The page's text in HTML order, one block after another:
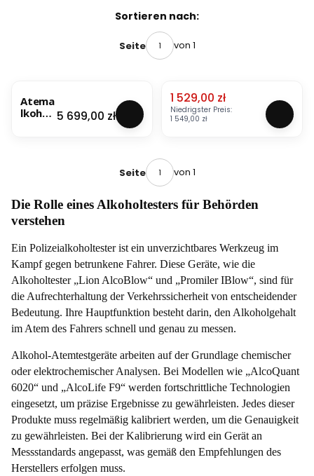
Sortieren nach:
Seite von 1
Atema
lkohol
6000
mit
Druckf
n
Preis
5 699,00 zł
E
l
e
o
c
e
s
c
h
e
r
S
c
r
e
n
i
n
g
-
A
t
e
m
Aktionspreis
1 529,00 zł
Niedrigster Preis:
1 549,00 zł
Seite von 1
Die Rolle eines Alkoholtesters für Behörden
verstehen
Ein Polizeialkoholtester ist ein unverzichtbares Werkzeug im
Kampf gegen betrunkene Fahrer. Diese Geräte, wie die
Alkoholtester „Lion AlcoBlow“ und „Promiler IBlow“, sind für
die Aufrechterhaltung der Verkehrssicherheit von entscheidender
Bedeutung. Ihre Hauptfunktion besteht darin, den Alkoholgehalt
im Atem des Fahrers schnell und genau zu messen.
Alkohol-Atemtestgeräte arbeiten auf der Grundlage chemischer
oder elektrochemischer Analysen. Bei Modellen wie „AlcoQuant
6020“ und „AlcoLife F9“ werden fortschrittliche Technologien
eingesetzt, um präzise Ergebnisse zu gewährleisten. Jedes dieser
Produkte muss regelmäßig kalibriert werden, um die Genauigkeit
zu gewährleisten. Bei der Kalibrierung wird ein Gerät an
Messstandards angepasst, was gemäß den Empfehlungen des
Herstellers erfolgen muss.